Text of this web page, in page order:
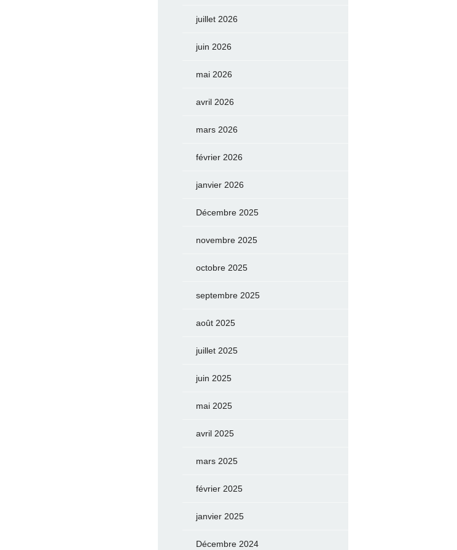
juillet 2026
juin 2026
mai 2026
avril 2026
mars 2026
février 2026
janvier 2026
Décembre 2025
novembre 2025
octobre 2025
septembre 2025
août 2025
juillet 2025
juin 2025
mai 2025
avril 2025
mars 2025
février 2025
janvier 2025
Décembre 2024